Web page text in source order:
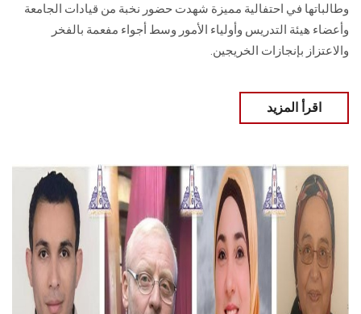
وطالباتها في احتفالية مميزة شهدت حضور نخبة من قيادات الجامعة
وأعضاء هيئة التدريس وأولياء الأمور وسط أجواء مفعمة بالفخر
والاعتزاز بإنجازات الخريجين.
اقرأ المزيد